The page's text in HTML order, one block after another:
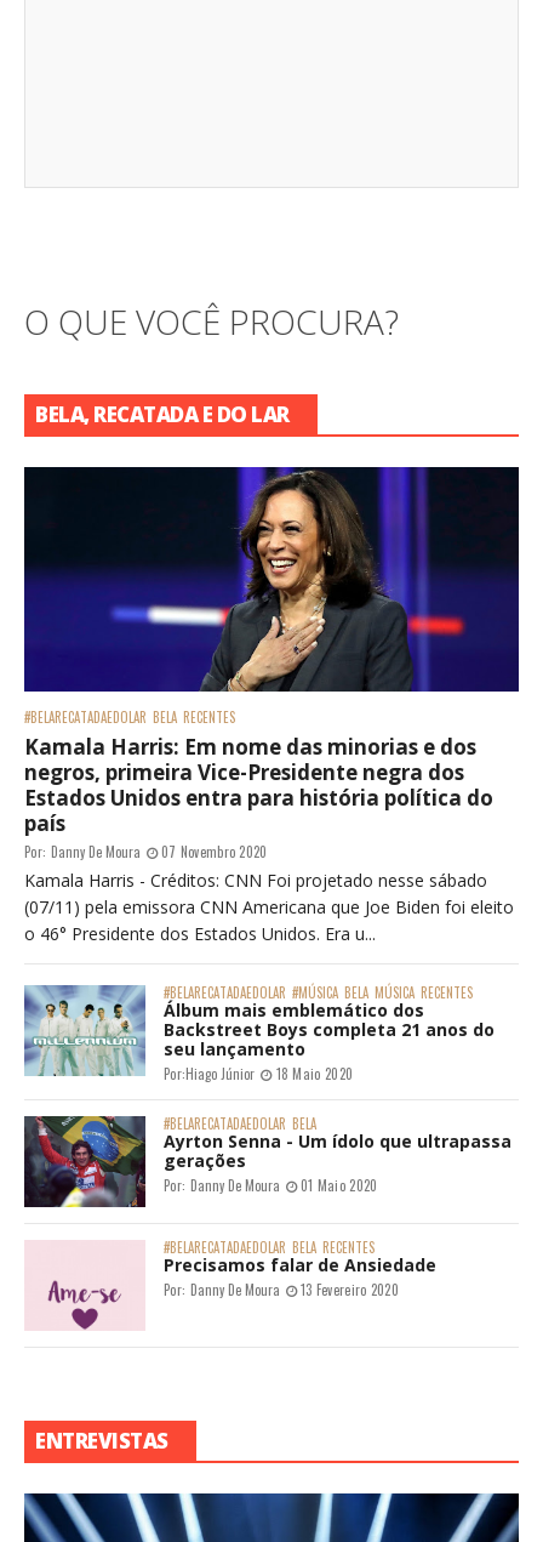
O QUE VOCÊ PROCURA?
BELA, RECATADA E DO LAR
#BELARECATADAEDOLAR BELA RECENTES
Kamala Harris: Em nome das minorias e dos
negros, primeira Vice-Presidente negra dos
Estados Unidos entra para história política do
país
Por: Danny De Moura 07 Novembro 2020
Kamala Harris - Créditos: CNN Foi projetado nesse sábado
(07/11) pela emissora CNN Americana que Joe Biden foi eleito
o 46° Presidente dos Estados Unidos. Era u...
#BELARECATADAEDOLAR #MÚSICA BELA MÚSICA RECENTES
Álbum mais emblemático dos
Backstreet Boys completa 21 anos do
seu lançamento
Por:Hiago Júnior 18 Maio 2020
#BELARECATADAEDOLAR BELA
Ayrton Senna - Um ídolo que ultrapassa
gerações
Por: Danny De Moura 01 Maio 2020
#BELARECATADAEDOLAR BELA RECENTES
Precisamos falar de Ansiedade
Por: Danny De Moura 13 Fevereiro 2020
ENTREVISTAS